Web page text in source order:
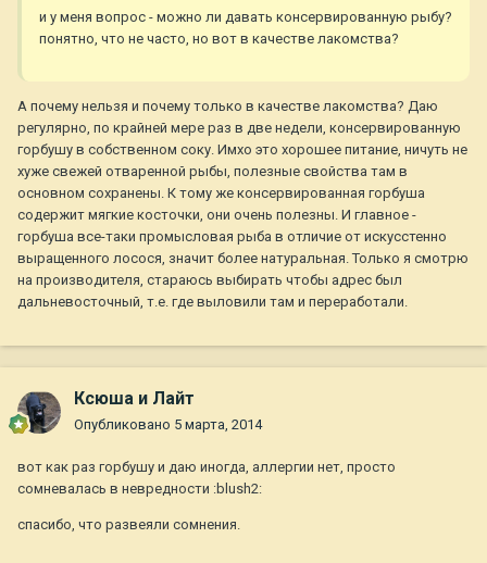
и у меня вопрос - можно ли давать консервированную рыбу?
понятно, что не часто, но вот в качестве лакомства?
А почему нельзя и почему только в качестве лакомства? Даю
регулярно, по крайней мере раз в две недели, консервированную
горбушу в собственном соку. Имхо это хорошее питание, ничуть не
хуже свежей отваренной рыбы, полезные свойства там в
основном сохранены. К тому же консервированная горбуша
содержит мягкие косточки, они очень полезны. И главное -
горбуша все-таки промысловая рыба в отличие от искусстенно
выращенного лосося, значит более натуральная. Только я смотрю
на производителя, стараюсь выбирать чтобы адрес был
дальневосточный, т.е. где выловили там и переработали.
Ксюша и Лайт
Опубликовано 5 марта, 2014
вот как раз горбушу и даю иногда, аллергии нет, просто
сомневалась в невредности :blush2:
спасибо, что развеяли сомнения.